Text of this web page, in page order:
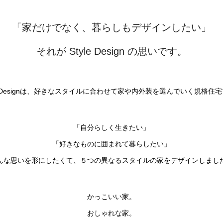
「家だけでなく、暮らしもデザインしたい」
それが Style Design の思いです。
は、好きなスタイルに合わせて家や内外装を選んでいく規格住宅
「自分らしく生きたい」
「好きなものに囲まれて暮らしたい」
な思いを形にしたくて、５つの異なるスタイルの家をデザインしまし
かっこいい家。
おしゃれな家。